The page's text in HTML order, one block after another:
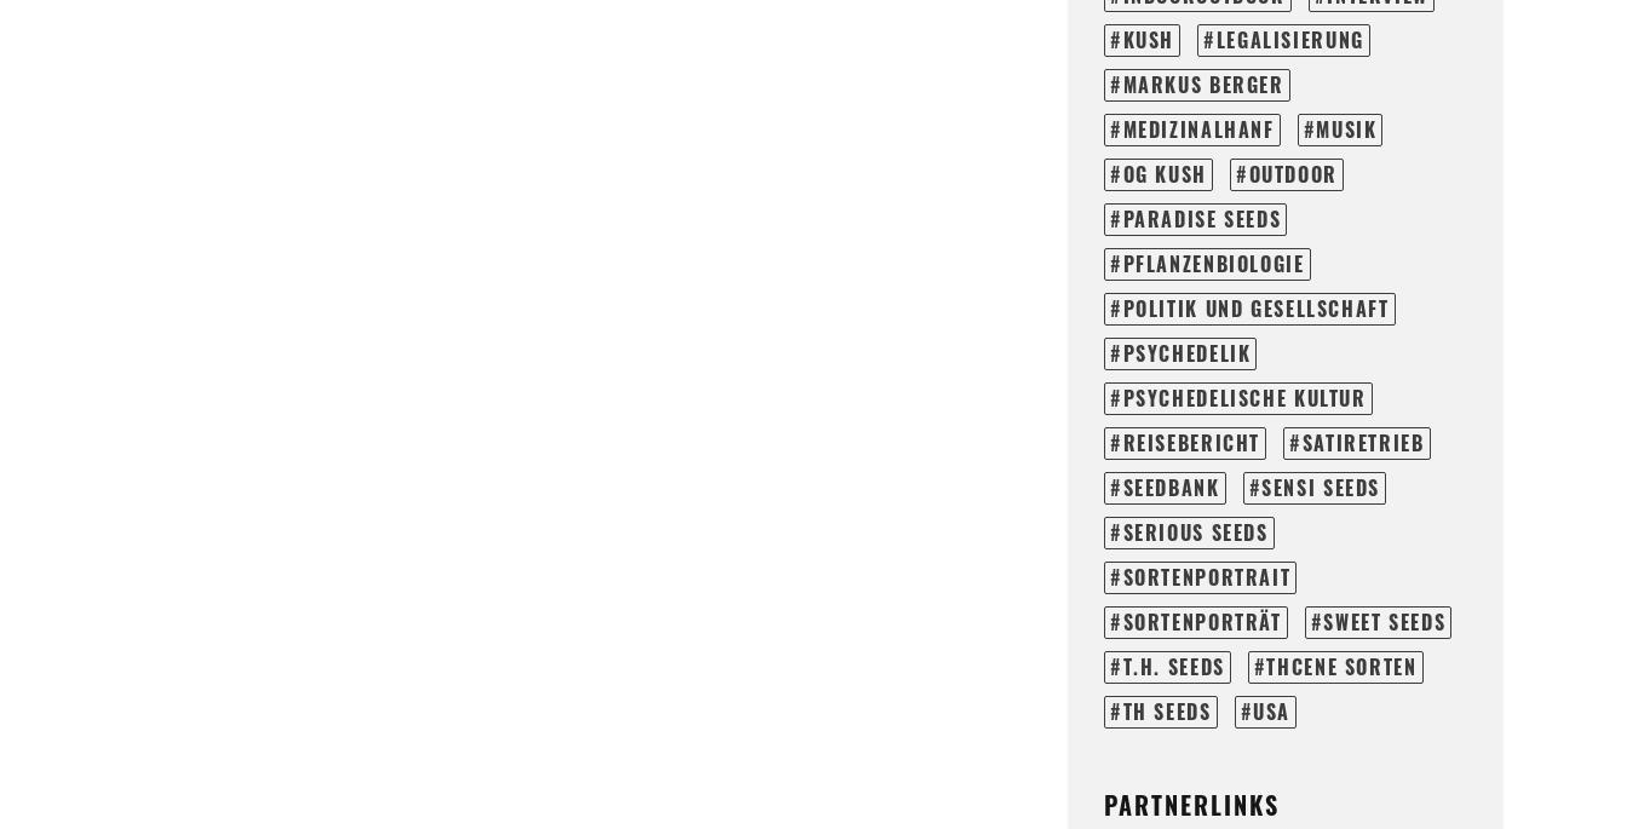
KUSH
LEGALISIERUNG
MARKUS BERGER
MEDIZINALHANF
MUSIK
OG KUSH
OUTDOOR
PARADISE SEEDS
PFLANZENBIOLOGIE
POLITIK UND GESELLSCHAFT
PSYCHEDELIK
PSYCHEDELISCHE KULTUR
REISEBERICHT
SATIRETRIEB
SEEDBANK
SENSI SEEDS
SERIOUS SEEDS
SORTENPORTRAIT
SORTENPORTRÄT
SWEET SEEDS
T.H. SEEDS
THCENE SORTEN
TH SEEDS
USA
PARTNERLINKS